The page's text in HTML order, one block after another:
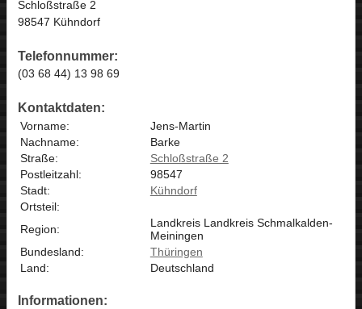
Schloßstraße 2
98547 Kühndorf
Telefonnummer:
(03 68 44) 13 98 69
Kontaktdaten:
Vorname:
Jens-Martin
Nachname:
Barke
Straße:
Schloßstraße 2
Postleitzahl:
98547
Stadt:
Kühndorf
Ortsteil:
Region:
Landkreis Landkreis Schmalkalden-
Meiningen
Bundesland:
Thüringen
Land:
Deutschland
Informationen: